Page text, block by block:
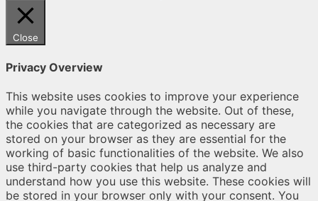
Close
Privacy Overview
This website uses cookies to improve your experience
while you navigate through the website. Out of these,
the cookies that are categorized as necessary are
stored on your browser as they are essential for the
working of basic functionalities of the website. We also
use third-party cookies that help us analyze and
understand how you use this website. These cookies will
be stored in your browser only with your consent. You